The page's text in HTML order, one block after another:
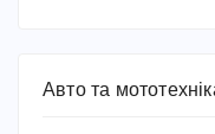
Авто та